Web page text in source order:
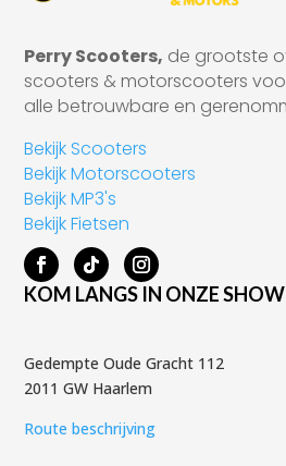
Perry Scooters, de grootste
scooters & motorscooters
alle betrouwbare en
Bekijk Scooters
Bekijk Motorscooters
Bekijk MP3's
Bekijk Fietsen
KOM LANGS IN ONZE
Gedempte Oude Gracht 112
2011 GW Haarlem
Route beschrijving